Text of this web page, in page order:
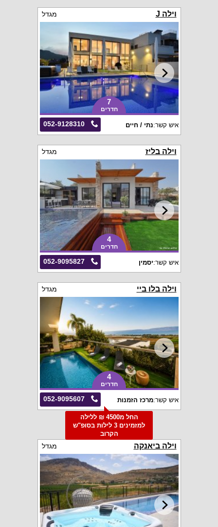
וילה J מגדל
7
חדרים
052-9128310 איש קשר:נתי / חיים
וילה בליז מגדל
4
חדרים
052-9095827 איש קשר:יסמין
וילה בלו ביי מגדל
4
חדרים
052-9095607 איש קשר:מרכז הזמנות
החל מ4500 ₪ ללילה
למזמינים 3 לילות בסופ"ש
הקרוב
וילה ביאנקה מגדל